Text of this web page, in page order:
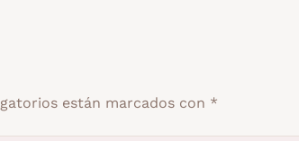
están marcados con *